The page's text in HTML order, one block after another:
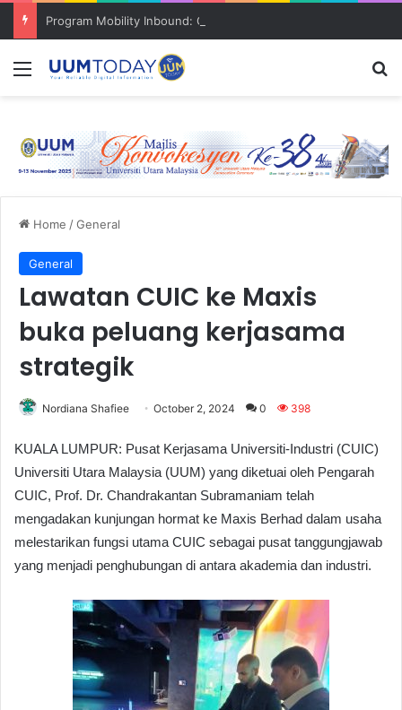
Menu
Home /General
General
Lawatan CUIC ke Maxis
buka peluang kerjasama
strategik
Nordiana Shafiee October 2, 2024 0 398
KUALA LUMPUR: Pusat Kerjasama Universiti-Industri (CUIC)
Universiti Utara Malaysia (UUM) yang diketuai oleh Pengarah
CUIC, Prof. Dr. Chandrakantan Subramaniam telah
mengadakan kunjungan hormat ke Maxis Berhad dalam usaha
melestarikan fungsi utama CUIC sebagai pusat tanggungjawab
yang menjadi penghubungan di antara akademia dan industri.